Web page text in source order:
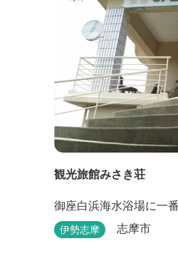
観光旅館みさき荘
御座白浜海水浴場に一
伊勢志摩 志摩市